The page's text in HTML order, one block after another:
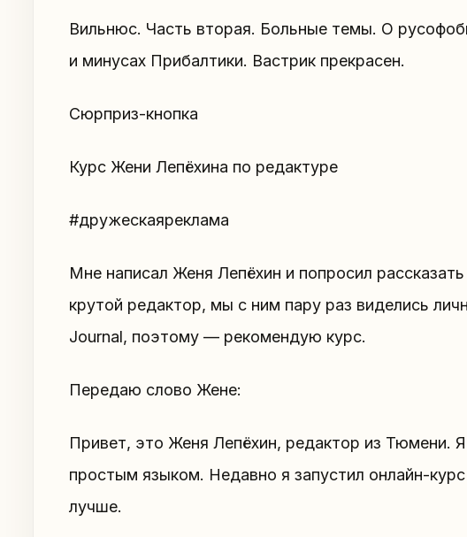
Вильнюс. Часть вторая. Больные темы. О
и минусах Прибалтики. Вастрик прекрасен.
Сюрприз-кнопка
Курс Жени Лепёхина по редактуре
#дружескаяреклама
Мне написал Женя Лепёхин и попросил
крутой редактор, мы с ним пару раз виделись
Journal, поэтому — рекомендую курс.
Передаю слово Жене:
Привет, это Женя Лепёхин, редактор из Тюмени.
простым языком. Недавно я запустил онлайн-
лучше.